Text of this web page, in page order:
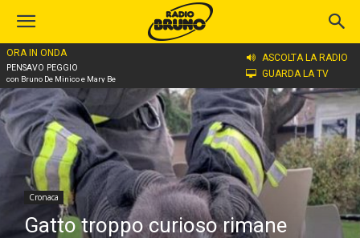
ORA IN ONDA
PENSAVO PEGGIO
con Bruno De Minico e Mary Be
ASCOLTA LA RADIO
GUARDA LA TV
Home
Cronaca
Gatto troppo curioso rimane